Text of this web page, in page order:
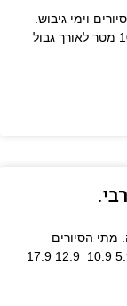
וימי גיבוש.
"ציר פילדלפי" הוא רצועת קרקע ברוחב של כ-100 מטר לאורך גבול
מתי הסיורים
13.8 15.8(יום שישי) 19/8 22.8. 27.8 31.8 5.9 10.9 12.9 17.9